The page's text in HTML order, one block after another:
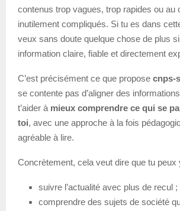
contenus trop vagues, trop rapides ou au
inutilement compliqués. Si tu es dans
veux sans doute quelque chose de plus
information claire, fiable et directement
C’est précisément ce que propose cnps-
se contente pas d’aligner des
t’aider à mieux comprendre ce qui se
toi, avec une approche à la fois
agréable à lire.
Concrètement, cela veut dire que tu peux
suivre l’actualité avec plus de recul ;
comprendre des sujets de société